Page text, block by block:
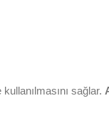
sağlar.